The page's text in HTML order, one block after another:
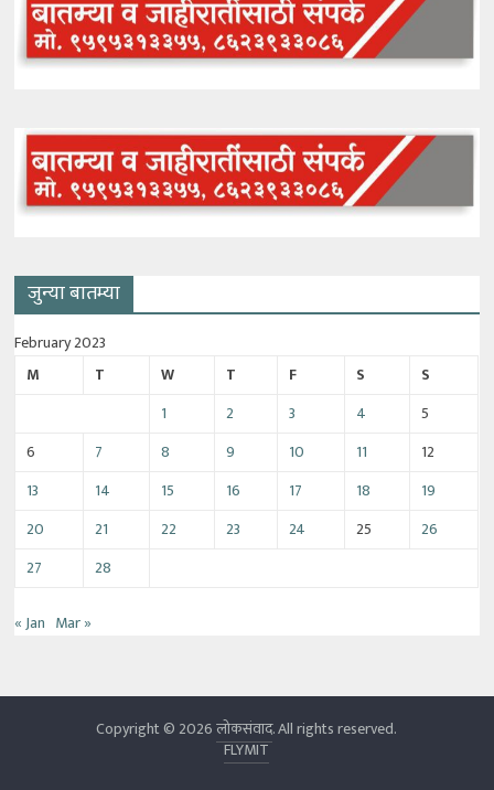
जुन्या बातम्या
February 2023
M
T W T F S
S
1
2 3 4
5
6
7 8 9 10 11
12
13
14 15 16 17 18
19
20
21 22 23 24 25
26
27
28
« Jan Mar »
Copyright © 2026लोकसंवाद. All rights reserved.
FLYMIT